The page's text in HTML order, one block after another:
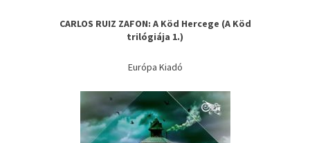
CARLOS RUIZ ZAFON: A ​Köd Hercege (A Köd
trilógiája 1.)
Európa Kiadó